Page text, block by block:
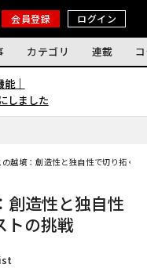
会員登録 ログイン
カテゴリ 連載
｜
しました
越境：創造性と独自性で切り拓く
創造性と独自性
トの挑戦